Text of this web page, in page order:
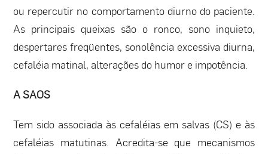
ou repercutir no comportamento diurno do paciente.
As principais queixas são o ronco, sono inquieto,
despertares freqüentes, sonolência excessiva diurna,
cefaléia matinal, alterações do humor e impotência.
A SAOS
Tem sido associada às cefaléias em salvas (CS) e às
cefaléias matutinas. Acredita-se que mecanismos